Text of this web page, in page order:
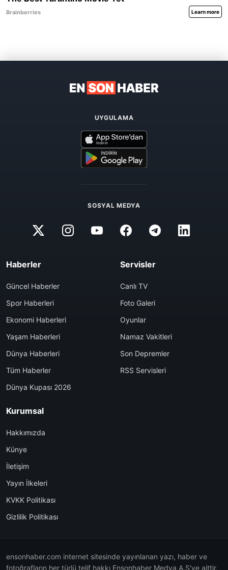
UYGULAMA
SOSYAL MEDYA
Haberler
Güncel Haberler
Spor Haberleri
Ekonomi Haberleri
Yaşam Haberleri
Dünya Haberleri
Tüm Haberler
Dünya Kupası 2026
Servisler
Canlı TV
Foto Galeri
Oyunlar
Namaz Vakitleri
Son Depremler
RSS Servisleri
Kurumsal
Hakkımızda
Künye
İletişim
Yayın İlkeleri
KVKK Politikası
Gizlilik Politikası
ensonhaber.com internet sitesinde yayınlanan yazı, haber ve
fotoğrafların her türlü telif hakkı Ensonhaber Medya A.Ş'ye aittir.